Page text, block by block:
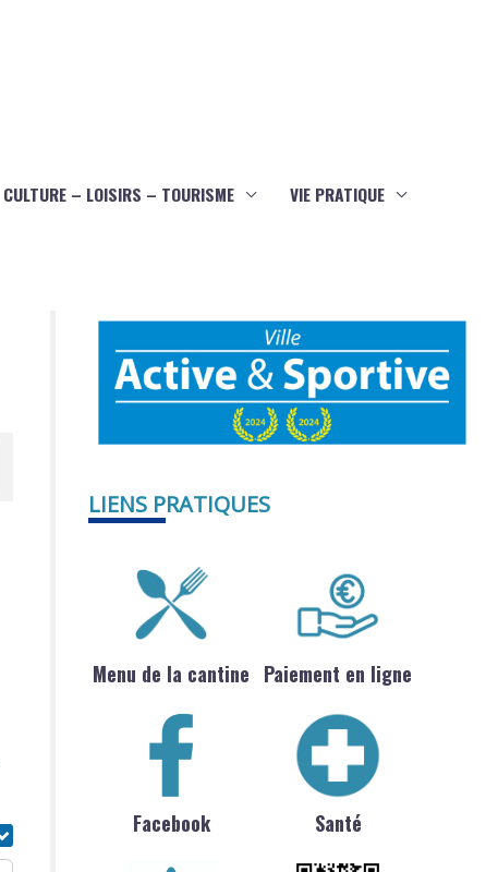
CULTURE – LOISIRS – TOURISME VIE PRATIQUE
LIENS PRATIQUES
Menu de la cantine Paiement en ligne
Facebook Santé